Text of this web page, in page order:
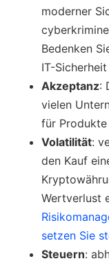
moderner
Bedenken
IT-
Akzeptanz:
vielen
für
Volatilität:
den Kauf
Wertverlust
setzen Sie
Steuern: